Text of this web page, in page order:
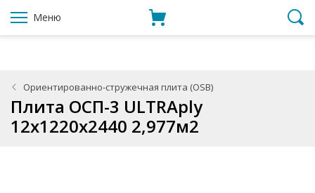
Меню
Ориентированно-стружечная плита (OSB)
Плита ОСП-3 ULTRAply
12x1220x2440 2,977м2